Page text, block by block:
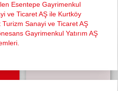
Esentepe Gayrimenkul
ve Ticaret AŞ ile Kurtköy
Turizm Sanayi ve Ticaret AŞ
Gayrimenkul Yatırım AŞ